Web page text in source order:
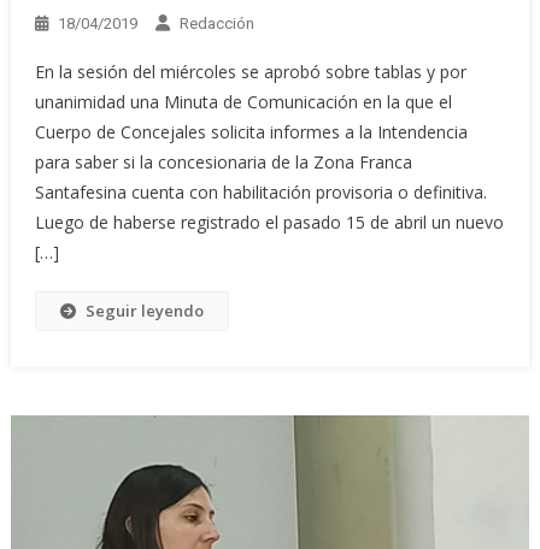
18/04/2019 Redacción
En la sesión del miércoles se aprobó sobre tablas y por
unanimidad una Minuta de Comunicación en la que el
Cuerpo de Concejales solicita informes a la Intendencia
para saber si la concesionaria de la Zona Franca
Santafesina cuenta con habilitación provisoria o definitiva.
Luego de haberse registrado el pasado 15 de abril un nuevo
[…]
Seguir leyendo